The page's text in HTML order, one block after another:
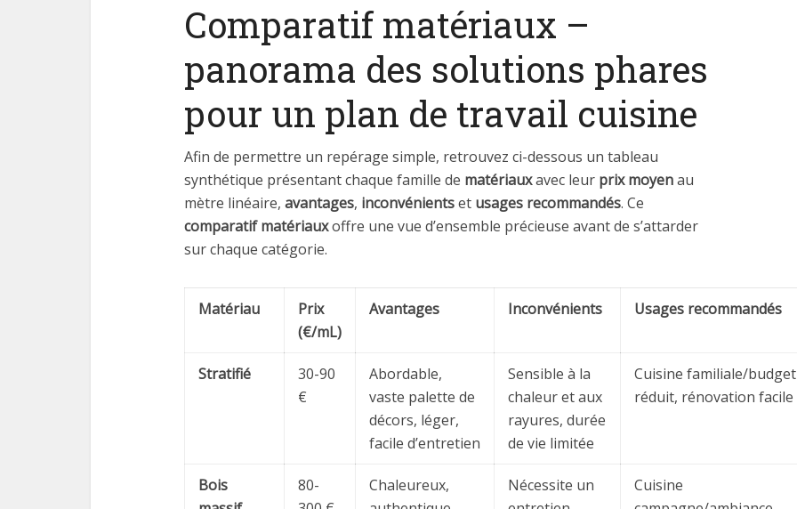
Comparatif matériaux –
panorama des solutions phares
pour un plan de travail cuisine
Afin de permettre un repérage simple, retrouvez ci-dessous un tableau
synthétique présentant chaque famille de matériauxavec leur prix moyenau
mètre linéaire, avantages, inconvénientset usages recommandés. Ce
comparatif matériauxoffre une vue d’ensemble précieuse avant de s’attarder
sur chaque catégorie.
Matériau
Prix
(€/mL)
Avantages Inconvénients Usages recommandés
Stratifié
30-90
€
Abordable,
vaste palette de
décors, léger,
facile d’entretien
Sensible à la
chaleur et aux
rayures, durée
de vie limitée
Cuisine familiale/budget
réduit, rénovation facile
Bois
80-
Chaleureux,
Nécessite un
Cuisine